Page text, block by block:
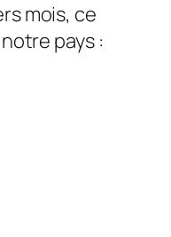
mois, ce
pays :